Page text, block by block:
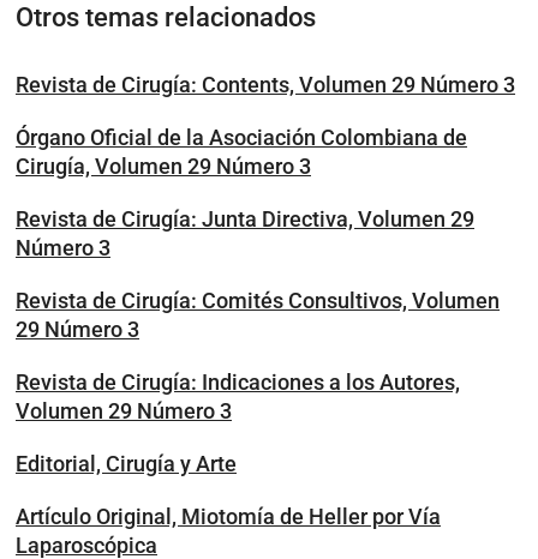
Otros temas relacionados
Revista de Cirugía: Contents, Volumen 29 Número 3
Órgano Oficial de la Asociación Colombiana de
Cirugía, Volumen 29 Número 3
Revista de Cirugía: Junta Directiva, Volumen 29
Número 3
Revista de Cirugía: Comités Consultivos, Volumen
29 Número 3
Revista de Cirugía: Indicaciones a los Autores,
Volumen 29 Número 3
Editorial, Cirugía y Arte
Artículo Original, Miotomía de Heller por Vía
Laparoscópica